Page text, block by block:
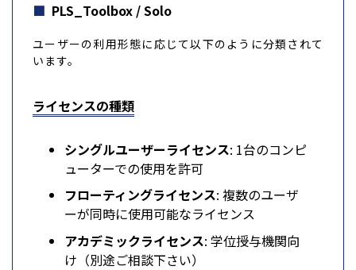
PLS_Toolbox / Solo
ユーザーの利用形態に応じて以下のように分類されて
います。​
ライセンスの種類
シングルユーザーライセンス: 1台のコンピ
ューターでの使用を許可
フローティングライセンス: 複数のユーザ
ーが同時に使用可能なライセンス
アカデミックライセンス: 学位授与機関向
け（別途ご相談下さい）